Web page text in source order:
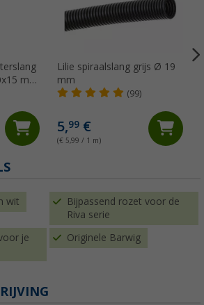
mm
Lilie spiraalslang grijs Ø 19
mm
(99)
5,99€
(€ 5,99 / 1 m)
wit
Bijpassend rozet voor de
Riva serie
je
Originele Barwig